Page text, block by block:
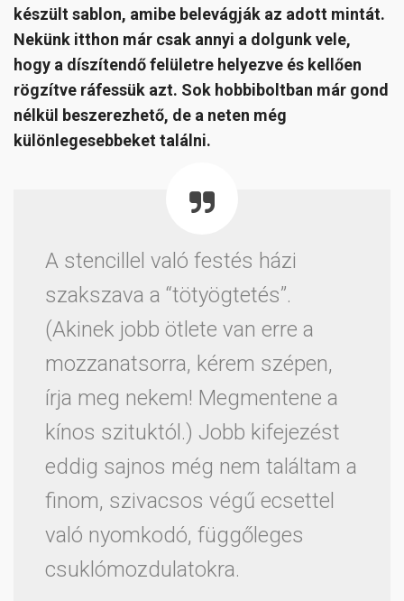
készült sablon, amibe belevágják az adott mintát.
Nekünk itthon már csak annyi a dolgunk vele,
hogy a díszítendő felületre helyezve és kellően
rögzítve ráfessük azt. Sok hobbiboltban már gond
nélkül beszerezhető, de a neten még
különlegesebbeket találni.
A stencillel való festés házi
szakszava a “tötyögtetés”.
(Akinek jobb ötlete van erre a
mozzanatsorra, kérem szépen,
írja meg nekem! Megmentene a
kínos szituktól.) Jobb kifejezést
eddig sajnos még nem találtam a
finom, szivacsos végű ecsettel
való nyomkodó, függőleges
csuklómozdulatokra.